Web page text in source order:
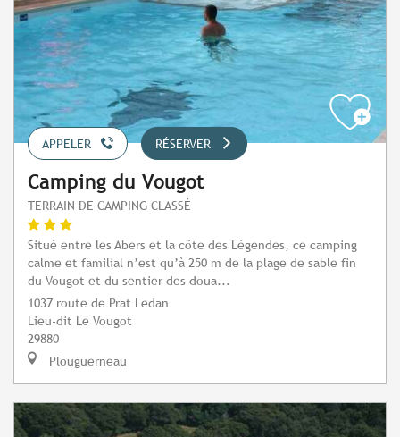
APPELER RÉSERVER
Camping du Vougot
TERRAIN DE CAMPING CLASSÉ
Situé entre les Abers et la côte des Légendes, ce camping
calme et familial n’est qu’à 250 m de la plage de sable fin
du Vougot et du sentier des doua...
1037 route de Prat Ledan
Lieu-dit Le Vougot
29880
Plouguerneau